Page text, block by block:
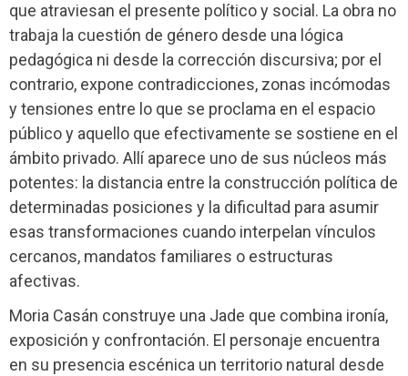
que atraviesan el presente político y social. La obra no
trabaja la cuestión de género desde una lógica
pedagógica ni desde la corrección discursiva; por el
contrario, expone contradicciones, zonas incómodas
y tensiones entre lo que se proclama en el espacio
público y aquello que efectivamente se sostiene en el
ámbito privado. Allí aparece uno de sus núcleos más
potentes: la distancia entre la construcción política de
determinadas posiciones y la dificultad para asumir
esas transformaciones cuando interpelan vínculos
cercanos, mandatos familiares o estructuras
afectivas.
Moria Casán construye una Jade que combina ironía,
exposición y confrontación. El personaje encuentra
en su presencia escénica un territorio natural desde